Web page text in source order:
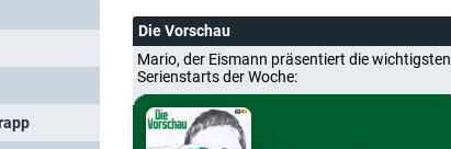
Die Vorschau
Mario, der Eismann präsentiert die wichtigsten
Serienstarts der Woche: